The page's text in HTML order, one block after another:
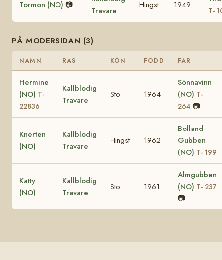
Tormon (NO) 📷
Travare
Hingst 1949
T-
PÅ MODERSIDAN (3)
NAMN RAS KÖN FÖDD FAR
Hermine
(NO) T-
22836
Kallblodig
Travare
Sto 1964
Sönnavinn
(NO) T-
264 📷
Knerten
(NO)
Kallblodig
Travare
Hingst 1962
Bolland
Gubben
(NO) T- 199
Katty
(NO)
Kallblodig
Travare
Sto 1961
Almgubben
(NO) T- 237
📷